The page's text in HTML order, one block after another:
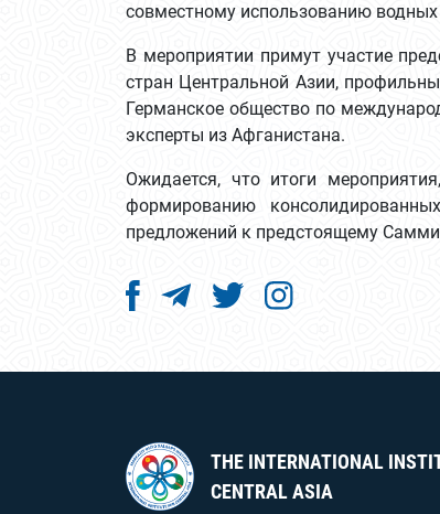
совместному использованию
В мероприятии примут участие
стран Центральной Азии,
Германское общество по
эксперты из Афганистана.
Ожидается, что итоги
формированию
предложений к предстоящему
THE INTERNATIONAL
CENTRAL ASIA